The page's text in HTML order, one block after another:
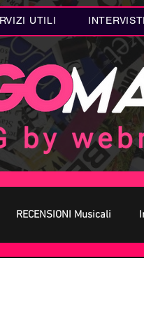
UTILI
RECENSIONI Musicali